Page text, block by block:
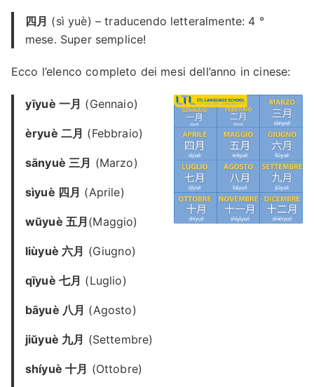
四月 (sì yuè) – traducendo letteralmente: 4 °
mese. Super semplice!
Ecco l’elenco completo dei mesi dell’anno in cinese:
yīyuè 一月 (Gennaio)
èryuè 二月 (Febbraio)
sānyuè 三月 (Marzo)
sìyuè 四月 (Aprile)
wŭyuè 五月 (Maggio)
liùyuè 六月 (Giugno)
qīyuè 七月 (Luglio)
bāyuè 八月 (Agosto)
jiŭyuè 九月 (Settembre)
shíyuè 十月 (Ottobre)